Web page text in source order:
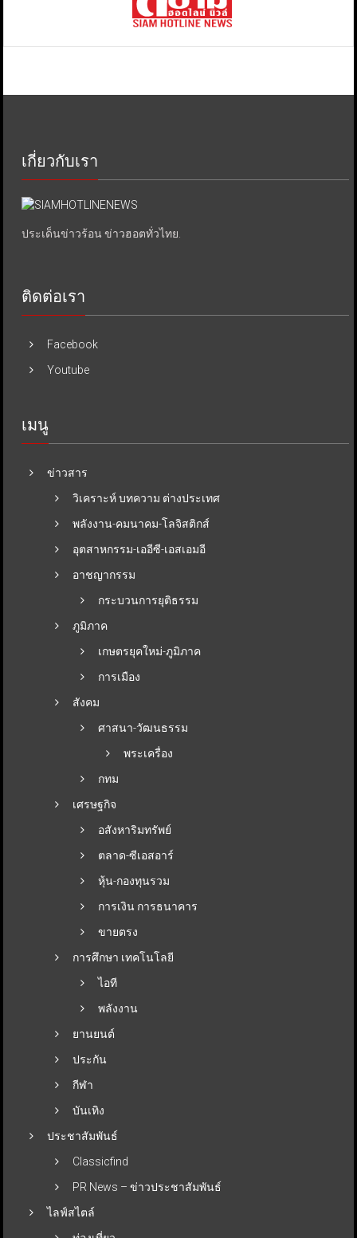
เกี่ยวกับเรา
ประเด็นข่าวร้อน ข่าวฮอตทั่วไทย.
ติดต่อเรา
Facebook
Youtube
เมนู
ข่าวสาร
วิเคราะห์ บทความ ต่างประเทศ
พลังงาน-คมนาคม-โลจิสติกส์
อุตสาหกรรม-เออีซี-เอสเอมอี
อาชญากรรม
กระบวนการยุติธรรม
ภูมิภาค
เกษตรยุคใหม่-ภูมิภาค
การเมือง
สังคม
ศาสนา-วัฒนธรรม
พระเครื่อง
กทม
เศรษฐกิจ
อสังหาริมทรัพย์
ตลาด-ซีเอสอาร์
หุ้น-กองทุนรวม
การเงิน การธนาคาร
ขายตรง
การศึกษา เทคโนโลยี
ไอที
พลังงาน
ยานยนต์
ประกัน
กีฬา
บันเทิง
ประชาสัมพันธ์
Classicfind
PR News – ข่าวประชาสัมพันธ์
ไลฟ์สไตล์